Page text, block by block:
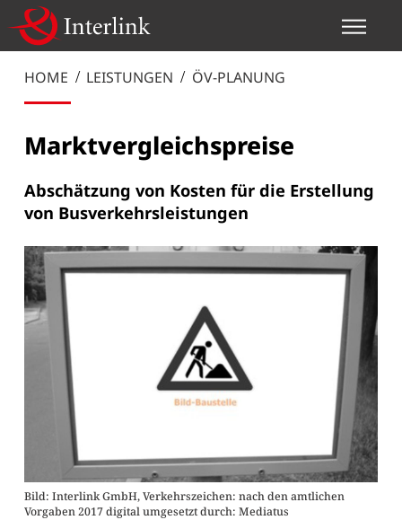
HOME LEISTUNGEN ÖV-PLANUNG
Marktvergleichspreise
Abschätzung von Kosten für die Erstellung
von Busverkehrsleistungen
Bild: Interlink GmbH, Verkehrszeichen: nach den amtlichen
Vorgaben 2017 digital umgesetzt durch: Mediatus